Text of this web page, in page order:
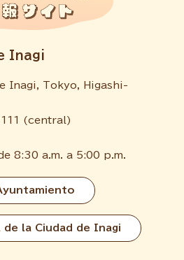
Inagi
Inagi, Tokyo, Higashi-
(central)
8:30 a.m. a 5:00 p.m.
la Ciudad de Inagi